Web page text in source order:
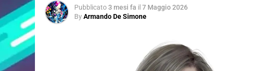
Pubblicato3 mesi fa il 7 Maggio 2026
ByArmando De Simone